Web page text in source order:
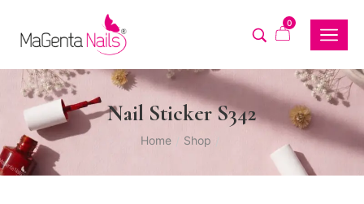
0
Nail Sticker S342
Home Shop